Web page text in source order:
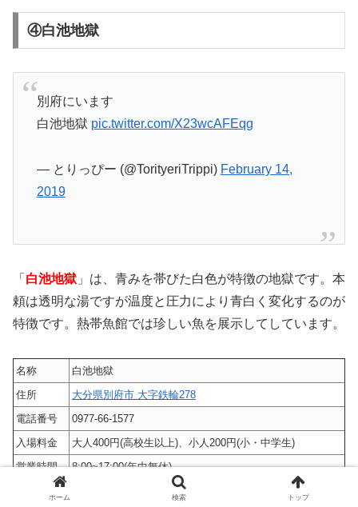
④白池地獄
別府にいます
白池地獄 pic.twitter.com/X23wcAFEqg
— とりっぴー (@TorityeriTrippi) February 14,
2019
「 白池地獄 」は、青みを帯びた白色が特徴の地獄です。本
頼は透明な湯ですが温度と圧力により青白く変化するのが
特徴です。熱帯魚館では珍しい魚を展示してしています。
名称
白池地獄
住所
大分県別府市 大字鉄輪278
電話番号
0977-66-1577
入場料金
大人400円(高校生以上)、小人200円(小・中学生)
営業時間
8:00~17:00(年中無休)
ホーム 検索 トップ